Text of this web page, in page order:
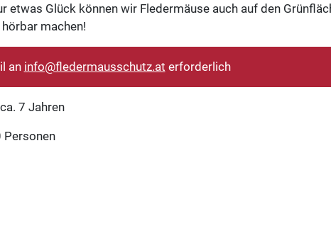
Glück können wir Fledermäuse auch auf den
machen!
an info@fledermausschutz.at erforderlich
7 Jahren
Personen